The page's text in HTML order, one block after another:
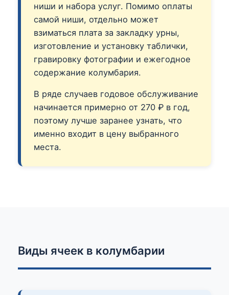
ниши и набора услуг. Помимо оплаты
самой ниши, отдельно может
взиматься плата за закладку урны,
изготовление и установку таблички,
гравировку фотографии и ежегодное
содержание колумбария.
В ряде случаев годовое обслуживание
начинается примерно от 270 ₽ в год,
поэтому лучше заранее узнать, что
именно входит в цену выбранного
места.
Виды ячеек в колумбарии